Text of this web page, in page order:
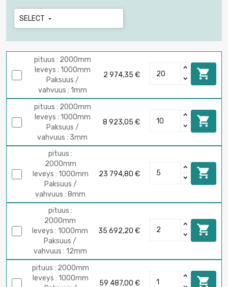
SELECT 
pituus : 2000mm
leveys : 1000mm
Paksuus /
vahvuus : 1mm
2 974,35 € 
pituus : 2000mm
leveys : 1000mm
Paksuus /
vahvuus : 3mm
8 923,05 € 
pituus :
2000mm
leveys : 1000mm
Paksuus /
vahvuus : 8mm
23 794,80 € 
pituus :
2000mm
leveys : 1000mm
Paksuus /
vahvuus : 12mm
35 692,20 € 
pituus : 2000mm
leveys : 1000mm
59 487,00 € 